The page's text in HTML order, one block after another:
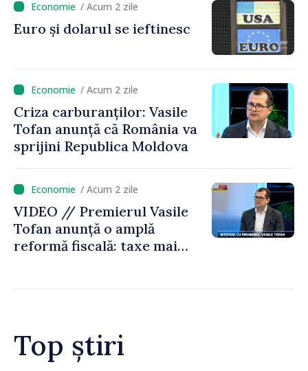
premierul Vasile Tofan, în
vizită la AGE
/ Acum 2 zile
Euro și dolarul se ieftinesc
/ Acum 2 zile
Criza carburanților: Vasile
Tofan anunță că România va
sprijini Republica Moldova
/ Acum 2 zile
VIDEO // Premierul Vasile
Tofan anunță o amplă
reformă fiscală: taxe mai
Top știri